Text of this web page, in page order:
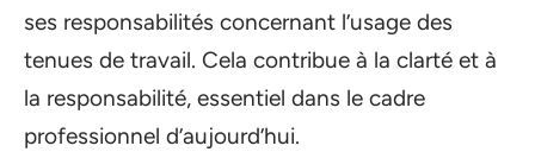
ses responsabilités concernant l’usage des
tenues de travail. Cela contribue à la clarté et à
la responsabilité, essentiel dans le cadre
professionnel d’aujourd’hui.